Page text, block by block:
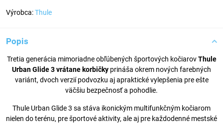
Výrobca:Thule
Popis
Tretia generácia mimoriadne obľúbených športových kočiarovThule
Urban Glide 3 vrátane korbičky prináša okrem nových farebných
variánt, dvoch verzií podvozku aj apraktické vylepšenia pre ešte
väčšiu bezpečnosť a pohodlie.
Thule Urban Glide 3 sa stáva ikonickým multifunkčným kočiarom
nielen do terénu, pre športové aktivity, ale aj pre každodenné mestské